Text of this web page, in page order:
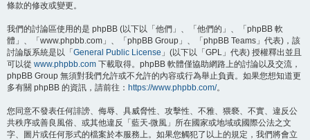
條款的修改或變更。
我們的討論區使用的是 phpBB (以下以「他們」、「他們的」、「phpBB 軟
體」、「www.phpbb.com」、「phpBB Group」、「phpBB Teams」代表)，該
討論版系統是以「 General Public License 」(以下以「GPL」代表) 授權釋出並且
可以從 www.phpbb.com 下載取得。phpBB 軟體僅協助網路上的討論以及交流，
phpBB Group 無須對我們允許或不允許的內容或行為舉止負責。如果您想知道更
多有關 phpBB 的資訊，請前往： https://www.phpbb.com/。
您同意不發表任何誹謗、侮辱、具威脅性、攻擊性、不雅、猥褻、不實、違反公
共秩序或善良風俗、或其他違反「藍天‧微風」所在國家或地域或國際公法之文
字、圖片或任何形式的檔案於本服務上。如果您觸犯了以上的規定，我們將會立